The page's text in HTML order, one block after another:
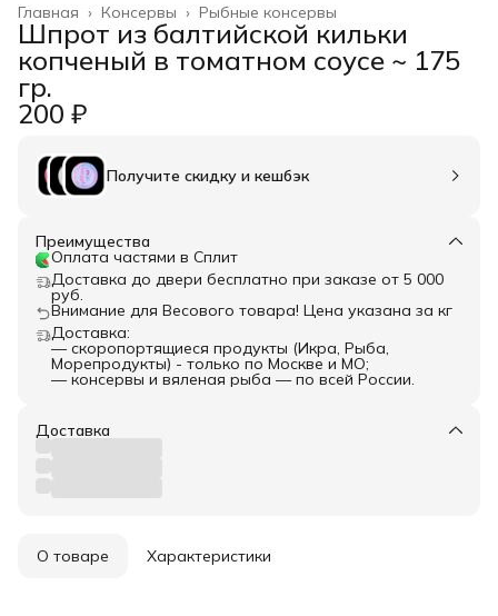
Рыбные консервы
Консервы ›
Главная ›
Шпрот из балтийской кильки
копченый в томатном соусе ~ 175
гр.
200 ₽
Получите скидку и кешбэк
Преимущества
Оплата частями в Сплит
Доставка до двери бесплатно при заказе от 5 000
руб.
Внимание для Весового товара! Цена указана за кг
Доставка:
— скоропортящиеся продукты (Икра, Рыба,
Морепродукты) - только по Москве и МО;
— консервы и вяленая рыба — по всей России.
Доставка
О товаре Характеристики